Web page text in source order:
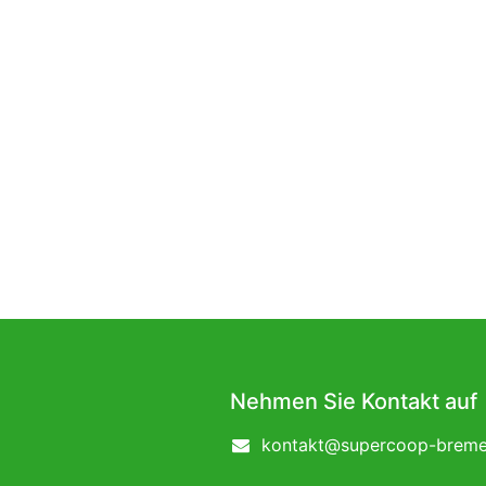
Nehmen Sie Kontakt auf
kontakt@supercoop-